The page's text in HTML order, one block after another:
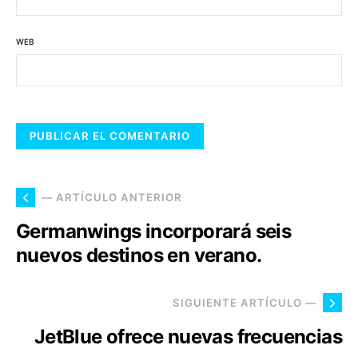
WEB
— ARTÍCULO ANTERIOR
Germanwings incorporará seis
nuevos destinos en verano.
SIGUIENTE ARTÍCULO —
JetBlue ofrece nuevas frecuencias